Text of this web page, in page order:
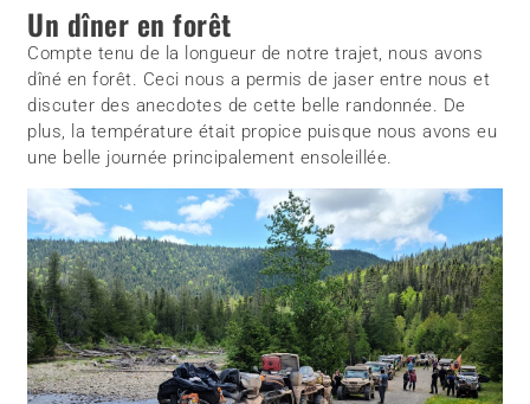
Un dîner en forêt
Compte tenu de la longueur de notre trajet, nous avons
dîné en forêt. Ceci nous a permis de jaser entre nous et
discuter des anecdotes de cette belle randonnée. De
plus, la température était propice puisque nous avons eu
une belle journée principalement ensoleillée.